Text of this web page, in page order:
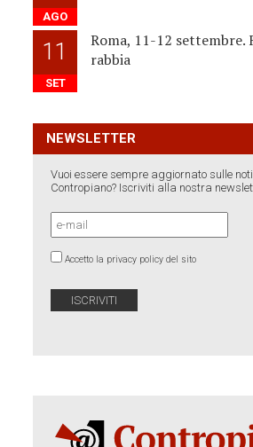
AGO
11
SET
Roma, 11-12 settembre.
rabbia
NEWSLETTER
Vuoi essere sempre aggiornato sulle
Contropiano? Iscriviti alla nostra
Accetto la privacy policy del sito